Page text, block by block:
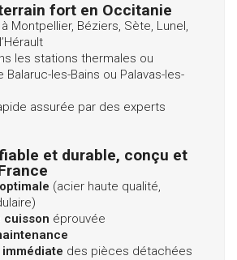
fort en Occitanie
Montpellier, Béziers, Sète, Lunel,
les stations thermales ou
Balaruc-les-Bains ou Palavas-les-
assurée par des experts
et durable, conçu et
(acier haute qualité,
cuisson éprouvée
des pièces détachées